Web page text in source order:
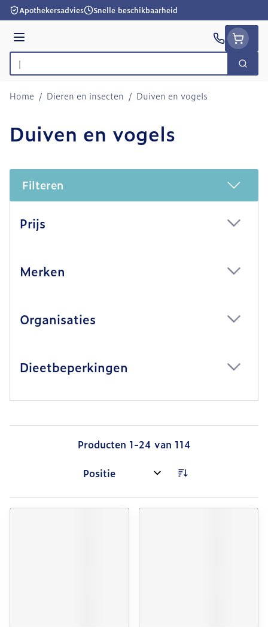
Ga naar de inhoud
Apothekersadvies Snelle beschikbaarheid
Menu
Product, merk, categorie...
Zoek
Home / Dieren en insecten / Duiven en vogels
Duiven en vogels
Filteren
Prijs
Merken
Organisaties
Dieetbeperkingen
Producten 1-24 van 114
Sorteer op: